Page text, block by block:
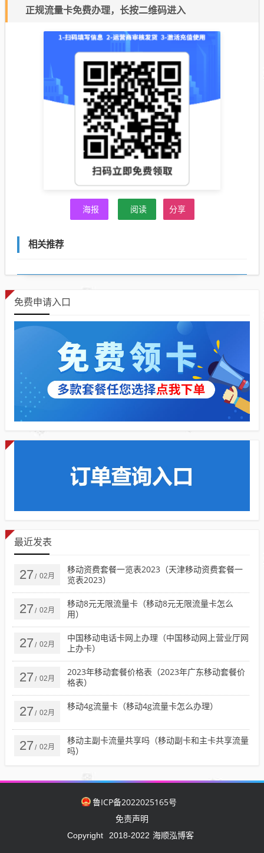
正规流量卡免费办理，长按二维码进入
海报 阅读 分享
相关推荐
免费申请入口
最近发表
27 / 02月
移动资费套餐一览表2023（天津移动资费套餐一
览表2023）
27 / 02月
移动8元无限流量卡（移动8元无限流量卡怎么
用）
27 / 02月
中国移动电话卡网上办理（中国移动网上营业厅网
上办卡）
27 / 02月
2023年移动套餐价格表（2023年广东移动套餐价
格表）
27 / 02月
移动4g流量卡（移动4g流量卡怎么办理）
27 / 02月
移动主副卡流量共享吗（移动副卡和主卡共享流量
吗）
鲁ICP备2022025165号
免责声明
Copyright 2018-2022 海顺泓博客